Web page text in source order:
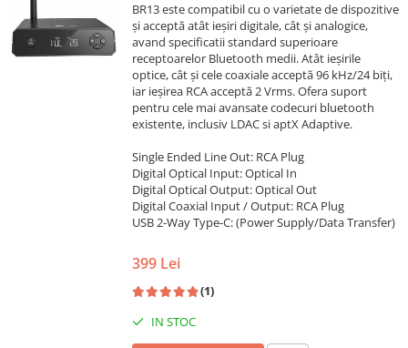
BR13 este compatibil cu o varietate de dispozitive
și acceptă atât ieșiri digitale, cât și analogice,
avand specificatii standard superioare
receptoarelor Bluetooth medii. Atât ieșirile
optice, cât și cele coaxiale acceptă 96 kHz/24 biți,
iar ieșirea RCA acceptă 2 Vrms. Ofera suport
pentru cele mai avansate codecuri bluetooth
existente, inclusiv LDAC si aptX Adaptive.
Single Ended Line Out: RCA Plug
Digital Optical Input: Optical In
Digital Optical Output: Optical Out
Digital Coaxial Input / Output: RCA Plug
USB 2-Way Type-C: (Power Supply/Data Transfer)
399 Lei
(1)
IN STOC